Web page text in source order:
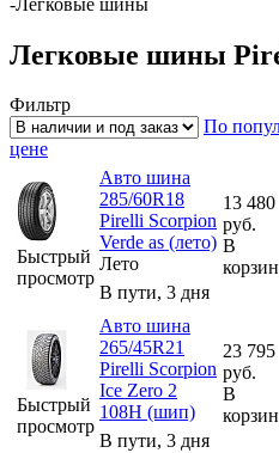
Легковые шины
Фильтр
По
цене
Быстрый
просмотр
Авто шина
285/60R18
Pirelli Scorpion
Verde as (лето)
Лето
В пути, 3 дня
13 480
руб.
В
Быстрый
просмотр
Авто шина
265/45R21
Pirelli Scorpion
Ice Zero 2
108H (шип)
В пути, 3 дня
23 795
руб.
В